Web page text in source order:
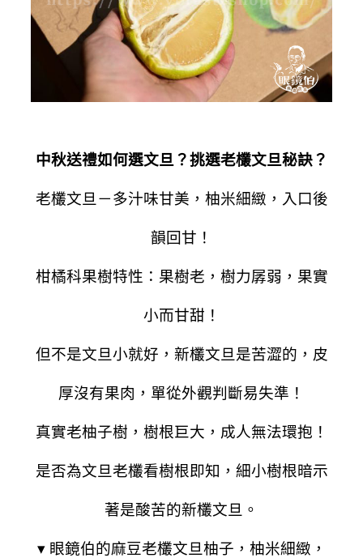
中秋送禮如何選文旦？挑選老欉文旦秘訣？
老欉文旦－多汁味甘美，柚米細緻，入口後
韻回甘！
柑橘科果樹特性：果樹老，樹力孱弱，果實
小而甘甜！
但不是文旦小就好，新欉文旦是苦澀的，皮
厚沒有果肉，單從外觀判斷易失準！
真實老柚子樹，樹根巨大，成人無法環抱！
是否為文旦老欉看樹根即知，細小樹根暗示
著是酸苦的新欉文旦。
▾ 眼鏡伯的麻豆老欉文旦柚子，柚米細緻，